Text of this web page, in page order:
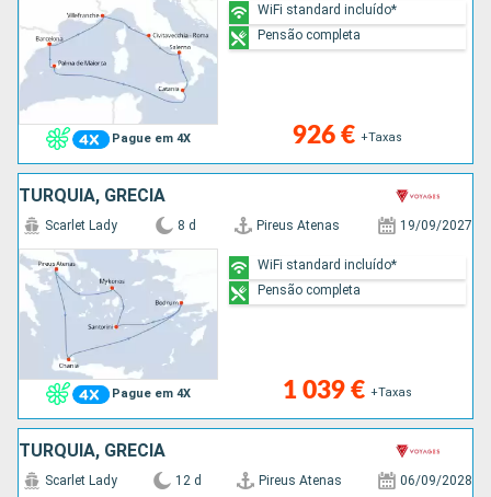
Pague em 4X 926 € +Taxas
WiFi standard incluído*
Pensão completa
TURQUIA, GRÉCIA
Pague em 4X
Scarlet Lady 8 d Pireus Atenas 19/09/2027
1 039 € +Taxas
WiFi standard incluído*
Pensão completa
TURQUIA, GRÉCIA
Scarlet Lady 12 d Pireus Atenas 06/09/2028